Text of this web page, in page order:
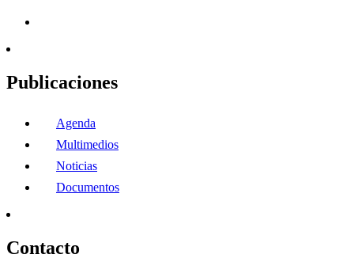
Publicaciones
Agenda
Multimedios
Noticias
Documentos
Contacto